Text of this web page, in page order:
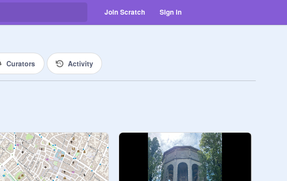
Join Scratch Sign in
Curators Activity